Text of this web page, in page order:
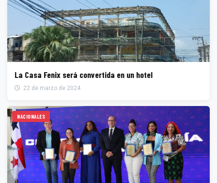
La Casa Fenix será convertida en un hotel
22 de marzo de 2024
NACIONALES